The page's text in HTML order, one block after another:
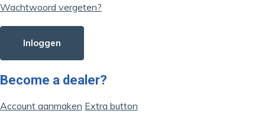
Wachtwoord vergeten?
Inloggen
Become a dealer?
Account aanmaken Extra button